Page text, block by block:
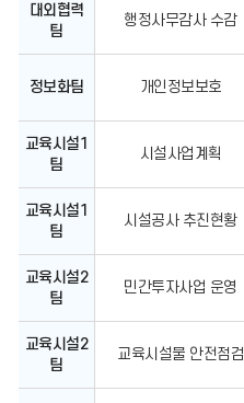
대외협력
팀
행정사무감사 수감
정보화팀 개인정보보호
교육시설1
팀
시설사업계획
교육시설1
팀
시설공사 추진현황
교육시설2
팀
민간투자사업 운영
교육시설2
팀
교육시설물 안전점검